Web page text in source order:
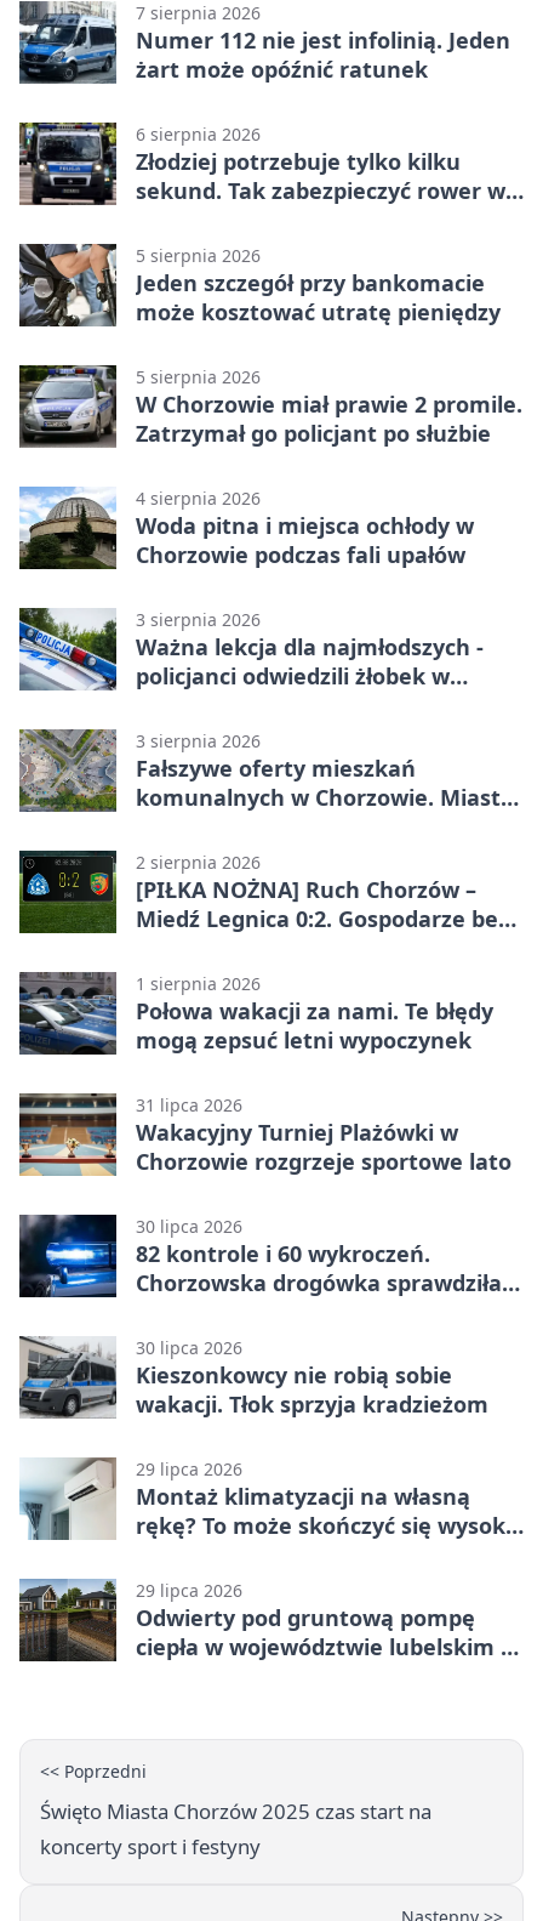
7 sierpnia 2026
Numer 112 nie jest infolinią. Jeden
żart może opóźnić ratunek
6 sierpnia 2026
Złodziej potrzebuje tylko kilku
sekund. Tak zabezpieczyć rower w
5 sierpnia 2026
Jeden szczegół przy bankomacie
może kosztować utratę pieniędzy
5 sierpnia 2026
W Chorzowie miał prawie 2 promile.
Zatrzymał go policjant po służbie
4 sierpnia 2026
Woda pitna i miejsca ochłody w
Chorzowie podczas fali upałów
3 sierpnia 2026
Ważna lekcja dla najmłodszych -
policjanci odwiedzili żłobek w
3 sierpnia 2026
Fałszywe oferty mieszkań
komunalnych w Chorzowie. Miasto
2 sierpnia 2026
[PIŁKA NOŻNA] Ruch Chorzów –
Miedź Legnica 0:2. Gospodarze bez
1 sierpnia 2026
Połowa wakacji za nami. Te błędy
mogą zepsuć letni wypoczynek
31 lipca 2026
Wakacyjny Turniej Plażówki w
Chorzowie rozgrzeje sportowe lato
30 lipca 2026
82 kontrole i 60 wykroczeń.
Chorzowska drogówka sprawdziła
30 lipca 2026
Kieszonkowcy nie robią sobie
wakacji. Tłok sprzyja kradzieżom
29 lipca 2026
Montaż klimatyzacji na własną
rękę? To może skończyć się wysoką
29 lipca 2026
Odwierty pod gruntową pompę
ciepła w województwie lubelskim -
<< Poprzedni
Święto Miasta Chorzów 2025 czas start na
koncerty sport i festyny